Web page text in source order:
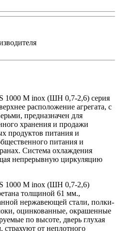
1000 M inox (ШН 0,7-2,6) серия
расположение агрегата, с
предназначен для
хранения и продажи
продуктов питания и
питания и
Система охлаждения
непрерывную циркуляцию
1000 M inox (ШН 0,7-2,6)
толщиной 61 мм.,
нержавеющей стали, полки-
оцинкованные, окрашенные
по высоте, дверь глухая
страхуют от неплотного